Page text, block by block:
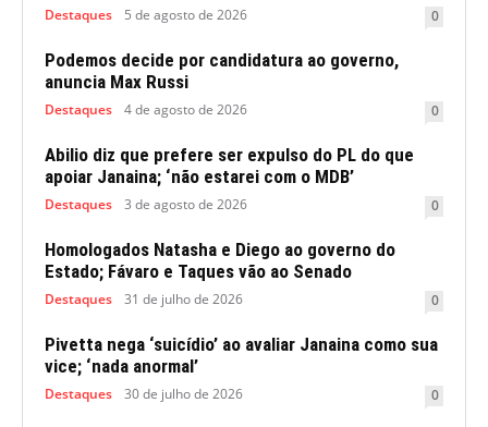
Destaques 5 de agosto de 2026 0
Podemos decide por candidatura ao governo,
anuncia Max Russi
Destaques 4 de agosto de 2026 0
Abilio diz que prefere ser expulso do PL do que
apoiar Janaina; ‘não estarei com o MDB’
Destaques 3 de agosto de 2026 0
Homologados Natasha e Diego ao governo do
Estado; Fávaro e Taques vão ao Senado
Destaques 31 de julho de 2026 0
Pivetta nega ‘suicídio’ ao avaliar Janaina como sua
vice; ‘nada anormal’
Destaques 30 de julho de 2026 0